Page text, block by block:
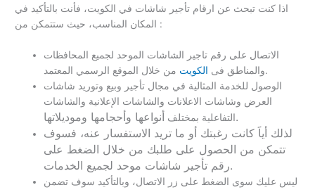
اذا كنت تبحث عن ارقام تأجير شاشات في الكويت، فأنت بالتأكيد في
المكان المناسب، حيث ستتمكن من :
الاتصال على رقم تاجير الشاشات الموحد لجميع المحافظات
والمناطق فى الكويت
من خلال الموقع الرسمي المعتمد.
الوصول للخدمة المثالية في مجال تأجير وبيع وتوريد شاشات
العرض وشاشات الاعلانات والشاشات الإعلانية والشاشات
التفاعلية بمختلفأنواعها وأحجامها وموديلاتها.
لذلك أياََ كانت رغبتك أو ما تريد الاستفسار عنه، فسوف
تتمكن من الحصول على طلبك من خلال الضغط على
رقم تأجير شاشات موحد لجميع الخدمات.
ليس عليك سوى الضغط على زر الاتصال، وبالتأكيد سوف تضمن